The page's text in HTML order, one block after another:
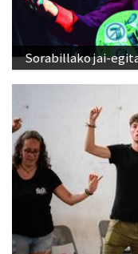
Sorabillako jai-